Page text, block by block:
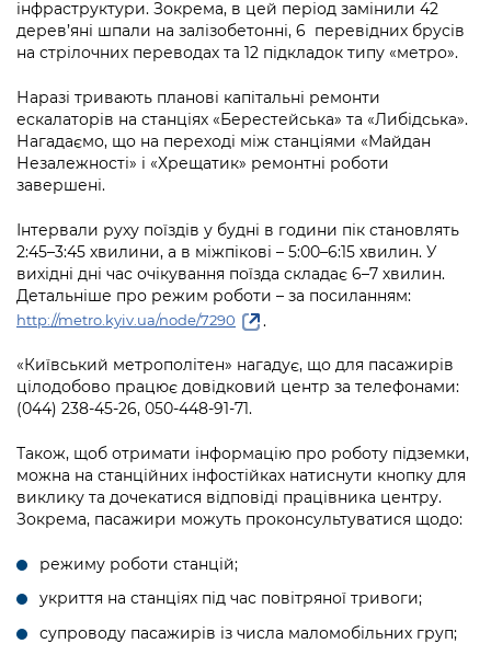
Підприємства, установи, організації
Kyiv International Relations
Річні звіти
Гендерна політика
Безбар'єрність
Київська міська військова адміністрація
Портал Захисників та Захисниць
Портал послуг
Міський застосунок Київ Цифровий
Уряд» – місцевий рівень»
Важливе під час воєнного стану
Про відкриті дані
Портал даних Києва
Публічні дашборди
інфраструктури. Зокрема, в цей період замінили 42
дерев’яні шпали на залізобетонні, 6 перевідних брусів
на стрілочних переводах та 12 підкладок типу «метро».
Наразі тривають планові капітальні ремонти
ескалаторів на станціях «Берестейська» та «Либідська».
Нагадаємо, що на переході між станціями «Майдан
Незалежності» і «Хрещатик» ремонтні роботи
завершені.
Інтервали руху поїздів у будні в години пік становлять
2:45–3:45 хвилини, а в міжпікові – 5:00–6:15 хвилин. У
вихідні дні час очікування поїзда складає 6–7 хвилин.
Детальніше про режим роботи – за посиланням:
http://metro.kyiv.ua/node/7290 .
«Київський метрополітен» нагадує, що для пасажирів
цілодобово працює довідковий центр за телефонами:
(044) 238-45-26, 050-448-91-71.
Також, щоб отримати інформацію про роботу підземки,
можна на станційних інфостійках натиснути кнопку для
виклику та дочекатися відповіді працівника центру.
Зокрема, пасажири можуть проконсультуватися щодо:
режиму роботи станцій;
укриття на станціях під час повітряної тривоги;
супроводу пасажирів із числа маломобільних груп;